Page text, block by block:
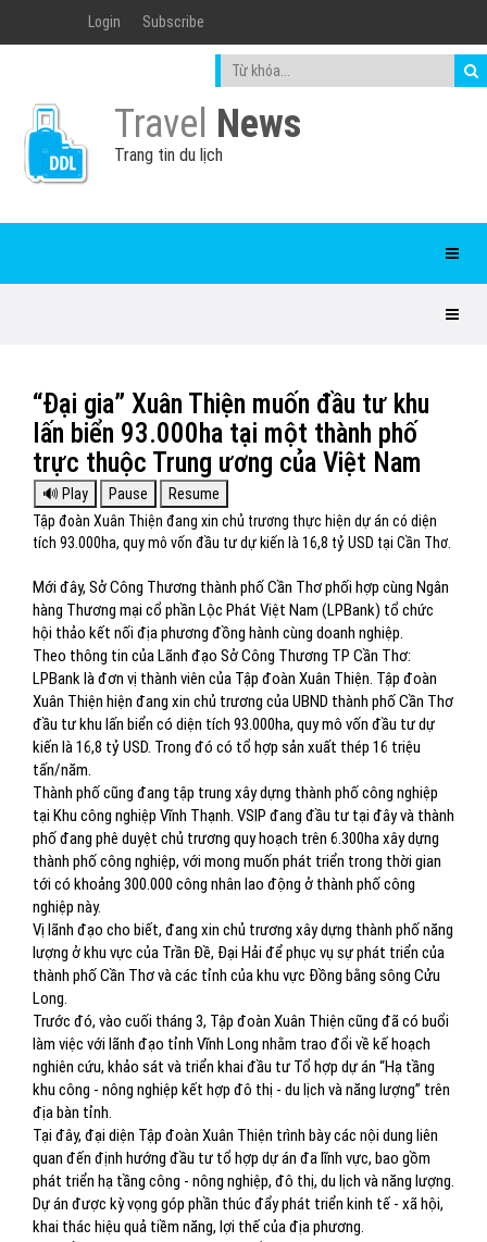
Login Subscribe
Travel News
Trang tin du lịch
“Đại gia” Xuân Thiện muốn đầu tư khu
lấn biển 93.000ha tại một thành phố
trực thuộc Trung ương của Việt Nam
Tập đoàn Xuân Thiện đang xin chủ trương thực hiện dự án có diện
tích 93.000ha, quy mô vốn đầu tư dự kiến là 16,8 tỷ USD tại Cần Thơ.
Mới đây, Sở Công Thương thành phố Cần Thơ phối hợp cùng Ngân
hàng Thương mại cổ phần Lộc Phát Việt Nam (LPBank) tổ chức
hội thảo kết nối địa phương đồng hành cùng doanh nghiệp.
Theo thông tin của Lãnh đạo Sở Công Thương TP Cần Thơ:
LPBank là đơn vị thành viên của Tập đoàn Xuân Thiện. Tập đoàn
Xuân Thiện hiện đang xin chủ trương của UBND thành phố Cần Thơ
đầu tư khu lấn biển có diện tích 93.000ha, quy mô vốn đầu tư dự
kiến là 16,8 tỷ USD. Trong đó có tổ hợp sản xuất thép 16 triệu
tấn/năm.
Thành phố cũng đang tập trung xây dựng thành phố công nghiệp
tại Khu công nghiệp Vĩnh Thạnh. VSIP đang đầu tư tại đây và thành
phố đang phê duyệt chủ trương quy hoạch trên 6.300ha xây dựng
thành phố công nghiệp, với mong muốn phát triển trong thời gian
tới có khoảng 300.000 công nhân lao động ở thành phố công
nghiệp này.
Vị lãnh đạo cho biết, đang xin chủ trương xây dựng thành phố năng
lượng ở khu vực của Trần Đề, Đại Hải để phục vụ sự phát triển của
thành phố Cần Thơ và các tỉnh của khu vực Đồng bằng sông Cửu
Long.
Trước đó, vào cuối tháng 3, Tập đoàn Xuân Thiện cũng đã có buổi
làm việc với lãnh đạo tỉnh Vĩnh Long nhằm trao đổi về kế hoạch
nghiên cứu, khảo sát và triển khai đầu tư Tổ hợp dự án “Hạ tầng
khu công - nông nghiệp kết hợp đô thị - du lịch và năng lượng” trên
địa bàn tỉnh.
Tại đây, đại diện Tập đoàn Xuân Thiện trình bày các nội dung liên
quan đến định hướng đầu tư tổ hợp dự án đa lĩnh vực, bao gồm
phát triển hạ tầng công - nông nghiệp, đô thị, du lịch và năng lượng.
Dự án được kỳ vọng góp phần thúc đẩy phát triển kinh tế - xã hội,
khai thác hiệu quả tiềm năng, lợi thế của địa phương.